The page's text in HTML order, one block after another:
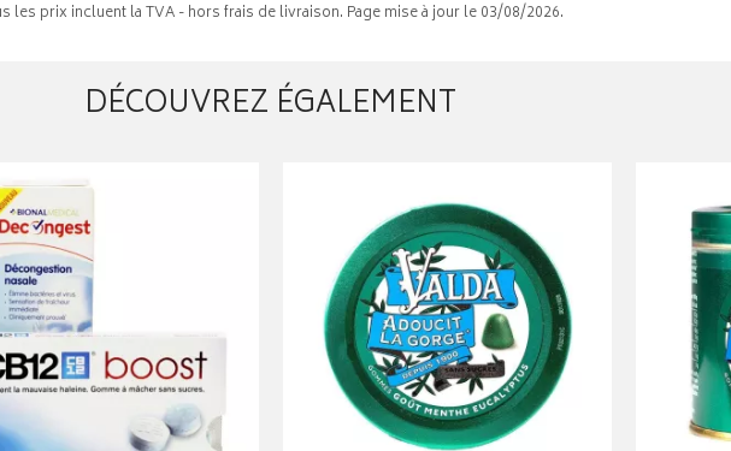
les prix incluent la TVA - hors frais de livraison. Page mise à jour le 03/08/2026.
DÉCOUVREZ ÉGALEMENT